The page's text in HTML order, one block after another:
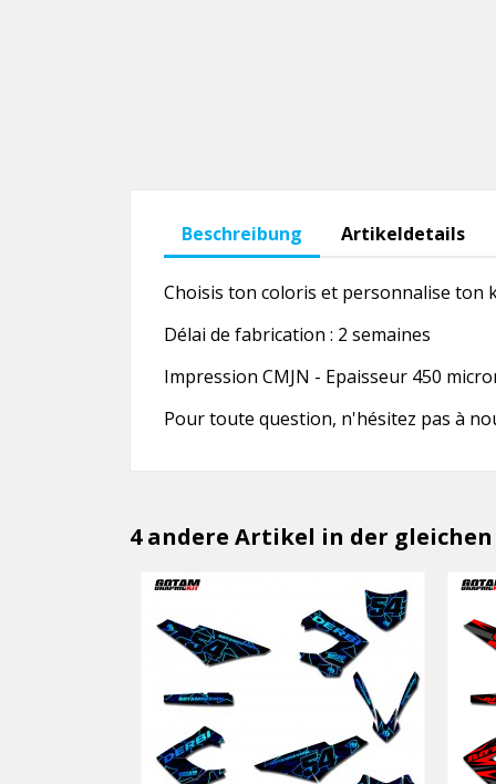
Beschreibung Artikeldetails
Choisis ton coloris et personnalise ton
Délai de fabrication : 2 semaines
Impression CMJN - Epaisseur 450
Pour toute question, n'hésitez pas à
4 andere Artikel in der